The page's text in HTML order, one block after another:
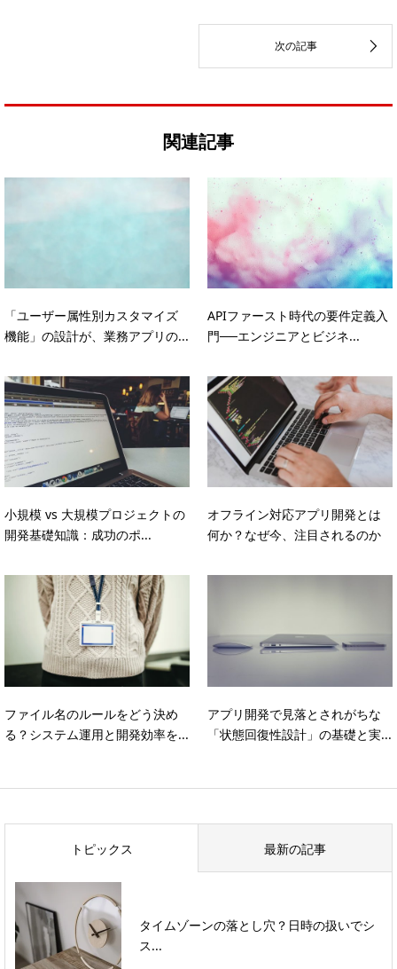
関連記事
「ユーザー属性別カスタマイズ
機能」の設計が、業務アプリの...
APIファースト時代の要件定義入
門──エンジニアとビジネ...
小規模 vs 大規模プロジェクトの
開発基礎知識：成功のポ...
オフライン対応アプリ開発とは
何か？なぜ今、注目されるのか
ファイル名のルールをどう決め
る？システム運用と開発効率を...
アプリ開発で見落とされがちな
「状態回復性設計」の基礎と実...
トピックス 最新の記事
タイムゾーンの落とし穴？日時の扱いでシ
ス...